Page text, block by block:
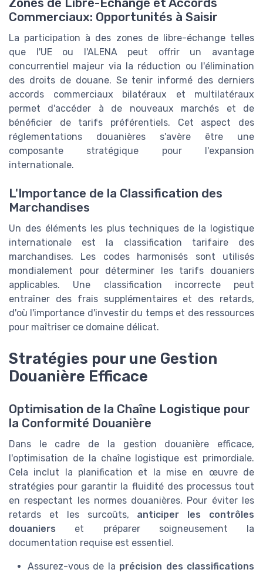
Commerciaux: Opportunités à Saisir
La participation à des zones de libre-échange telles
que l'UE ou l'ALENA peut offrir un avantage
concurrentiel majeur via la réduction ou l'élimination
des droits de douane. Se tenir informé des derniers
accords commerciaux bilatéraux et multilatéraux
permet d'accéder à de nouveaux marchés et de
bénéficier de tarifs préférentiels. Cet aspect des
réglementations douanières s'avère être une
composante stratégique pour l'expansion
internationale.
L'Importance de la Classification des
Marchandises
Un des éléments les plus techniques de la logistique
internationale est la classification tarifaire des
marchandises. Les codes harmonisés sont utilisés
mondialement pour déterminer les tarifs douaniers
applicables. Une classification incorrecte peut
entraîner des frais supplémentaires et des retards,
d'où l'importance d'investir du temps et des ressources
pour maîtriser ce domaine délicat.
Stratégies pour une Gestion
Douanière Efficace
Optimisation de la Chaîne Logistique pour
la Conformité Douanière
Dans le cadre de la gestion douanière efficace,
l'optimisation de la chaîne logistique est primordiale.
Cela inclut la planification et la mise en œuvre de
stratégies pour garantir la fluidité des processus tout
en respectant les normes douanières. Pour éviter les
retards et les surcoûts, anticiper les contrôles
douaniers et préparer soigneusement la
documentation requise est essentiel.
Assurez-vous de la précision des classifications